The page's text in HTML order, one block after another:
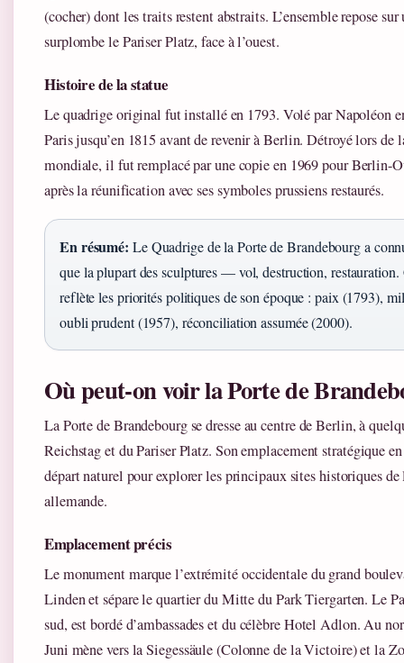
(cocher) dont les traits restent abstraits. L’ensemble repose
surplombe le Pariser Platz, face à l’ouest.
Histoire de la statue
Le quadrige original fut installé en 1793. Volé par Napoléon
Paris jusqu’en 1815 avant de revenir à Berlin. Détroyé lors de
mondiale, il fut remplacé par une copie en 1969 pour Berlin-
après la réunification avec ses symboles prussiens restaurés.
En résumé: Le Quadrige de la Porte de Brandebourg a
que la plupart des sculptures — vol, destruction, restauration.
reflète les priorités politiques de son époque : paix (1793),
oubli prudent (1957), réconciliation assumée (2000).
Où peut-on voir la Porte de
La Porte de Brandebourg se dresse au centre de Berlin, à
Reichstag et du Pariser Platz. Son emplacement stratégique
départ naturel pour explorer les principaux sites historiques
allemande.
Emplacement précis
Le monument marque l’extrémité occidentale du grand
Linden et sépare le quartier du Mitte du Park Tiergarten. Le
sud, est bordé d’ambassades et du célèbre Hotel Adlon. Au
Juni mène vers la Siegessäule (Colonne de la Victoire) et la